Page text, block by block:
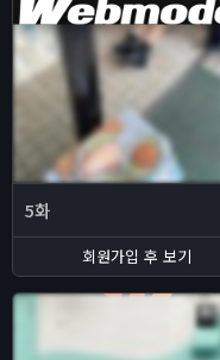
5화
회원가입 후 보기